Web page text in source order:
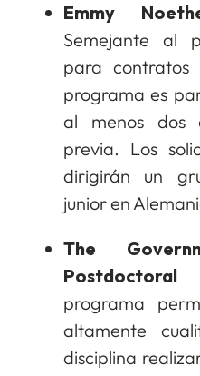
Emmy
Semejante al
para contratos
programa es
al menos dos
previa. Los
dirigirán un
junior en
The
Postdoctoral
programa
altamente
disciplina